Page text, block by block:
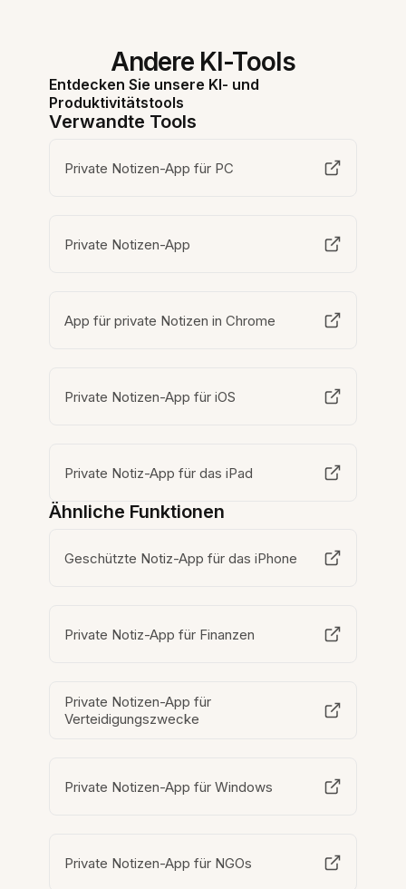
Andere KI-Tools
Entdecken Sie unsere KI- und
Produktivitätstools
Verwandte Tools
Private Notizen-App für PC
Private Notizen-App
App für private Notizen in Chrome
Private Notizen-App für iOS
Private Notiz-App für das iPad
Ähnliche Funktionen
Geschützte Notiz-App für das iPhone
Private Notiz-App für Finanzen
Private Notizen-App für
Verteidigungszwecke
Private Notizen-App für Windows
Private Notizen-App für NGOs